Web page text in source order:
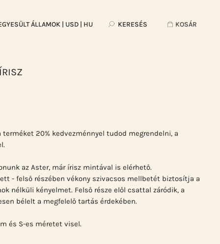
ÁLLAMOK| USD | HU KERESÉS KOSÁR
terméket 20% kedvezménnyel tudod megrendelni, a
az Aster, már írisz mintával is elérhető.
- felső részében vékony szivacsos mellbetét biztosítja a
nélküli kényelmet. Felső része elől csattal záródik, a
bélelt a megfelelő tartás érdekében.
és S-es méretet visel.